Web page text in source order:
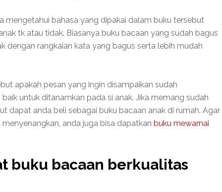
mengetahui bahasa yang dipakai dalam buku tersebut
tk atau tidak. Biasanya buku bacaan yang sudah bagus
dengan rangkaian kata yang bagus serta lebih mudah
apakah pesan yang ingin disampaikan sudah
untuk ditanamkan pada si anak. Jika memang sudah
dapat anda beli sebagai buku bacaan anak di rumah. Agar
anda juga bisa dapatkan buku mewarnai
buku bacaan berkualitas